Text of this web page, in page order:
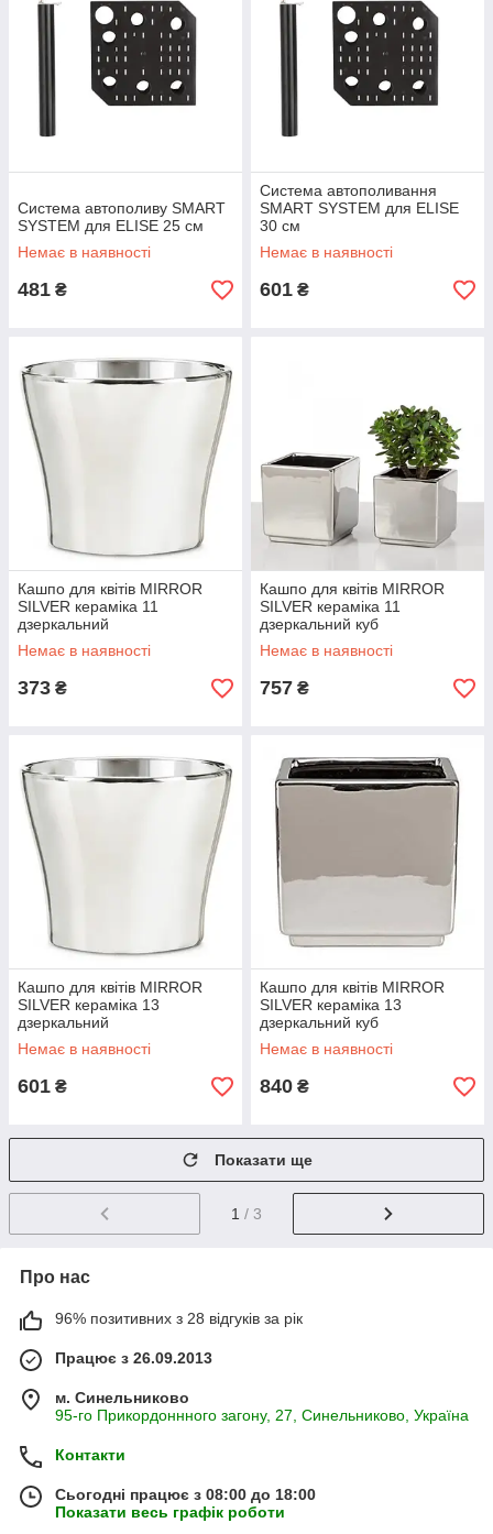
Система автополиву SMART
SYSTEM для ELISE 25 см
Немає в наявності
481 ₴
Система автополивання
SMART SYSTEM для ELISE
30 см
Немає в наявності
601 ₴
Кашпо для квітів MIRROR
SILVER кераміка 11
дзеркальний
Немає в наявності
373 ₴
Кашпо для квітів MIRROR
SILVER кераміка 11
дзеркальний куб
Немає в наявності
757 ₴
Кашпо для квітів MIRROR
SILVER кераміка 13
дзеркальний
Немає в наявності
601 ₴
Кашпо для квітів MIRROR
SILVER кераміка 13
дзеркальний куб
Немає в наявності
840 ₴
Показати ще
1 / 3
Про нас
96% позитивних з 28 відгуків за рік
Працює з 26.09.2013
м. Синельниково
95-го Прикордоннного загону, 27, Синельниково, Україна
Контакти
Сьогодні працює з 08:00 до 18:00
Показати весь графік роботи